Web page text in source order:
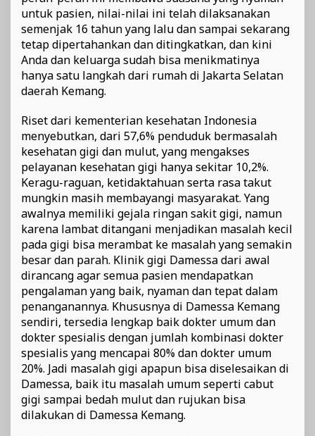
untuk pasien, nilai-nilai ini telah dilaksanakan
semenjak 16 tahun yang lalu dan sampai sekarang
tetap dipertahankan dan ditingkatkan, dan kini
Anda dan keluarga sudah bisa menikmatinya
hanya satu langkah dari rumah di Jakarta Selatan
daerah Kemang.
Riset dari kementerian kesehatan Indonesia
menyebutkan, dari 57,6% penduduk bermasalah
kesehatan gigi dan mulut, yang mengakses
pelayanan kesehatan gigi hanya sekitar 10,2%.
Keragu-raguan, ketidaktahuan serta rasa takut
mungkin masih membayangi masyarakat. Yang
awalnya memiliki gejala ringan sakit gigi, namun
karena lambat ditangani menjadikan masalah kecil
pada gigi bisa merambat ke masalah yang semakin
besar dan parah. Klinik gigi Damessa dari awal
dirancang agar semua pasien mendapatkan
pengalaman yang baik, nyaman dan tepat dalam
penanganannya. Khususnya di Damessa Kemang
sendiri, tersedia lengkap baik dokter umum dan
dokter spesialis dengan jumlah kombinasi dokter
spesialis yang mencapai 80% dan dokter umum
20%. Jadi masalah gigi apapun bisa diselesaikan di
Damessa, baik itu masalah umum seperti cabut
gigi sampai bedah mulut dan rujukan bisa
dilakukan di Damessa Kemang.